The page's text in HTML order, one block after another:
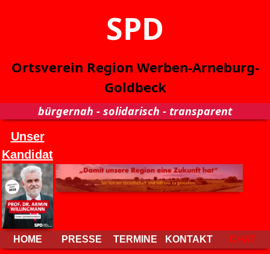
SPD
Ortsverein Region Werben-Arneburg-
Goldbeck
bürgernah - solidarisch - transparent
Unser
Kandidat
HOME PRESSE TERMINE KONTAKT CHAT